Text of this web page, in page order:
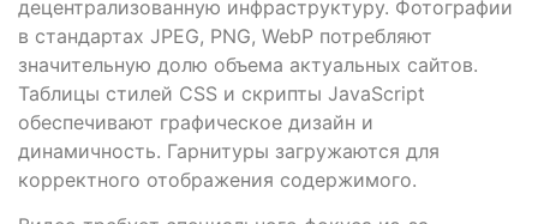
децентрализованную инфраструктуру. Фотографии
в стандартах JPEG, PNG, WebP потребляют
значительную долю объема актуальных сайтов.
Таблицы стилей CSS и скрипты JavaScript
обеспечивают графическое дизайн и
динамичность. Гарнитуры загружаются для
корректного отображения содержимого.